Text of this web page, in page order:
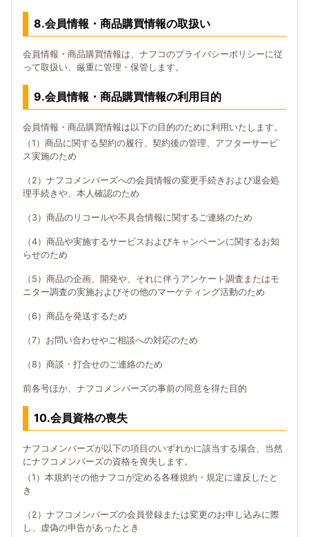
8.会員情報・商品購買情報の取扱い
会員情報・商品購買情報は、ナフコのプライバシーポリシーに従
って取扱い、厳重に管理・保管します。
9.会員情報・商品購買情報の利用目的
会員情報・商品購買情報は以下の目的のために利用いたします。
（1）商品に関する契約の履行、契約後の管理、アフターサービ
ス実施のため
（2）ナフコメンバーズへの会員情報の変更手続きおよび退会処
理手続きや、本人確認のため
（3）商品のリコールや不具合情報に関するご連絡のため
（4）商品や実施するサービスおよびキャンペーンに関するお知
らせのため
（5）商品の企画、開発や、それに伴うアンケート調査またはモ
ニター調査の実施およびその他のマーケティング活動のため
（6）商品を発送するため
（7）お問い合わせやご相談への対応のため
（8）商談・打合せのご連絡のため
前各号ほか、ナフコメンバーズの事前の同意を得た目的
10.会員資格の喪失
ナフコメンバーズが以下の項目のいずれかに該当する場合、当然
にナフコメンバーズの資格を喪失します。
（1）本規約その他ナフコが定める各種規約・規定に違反したと
き
（2）ナフコメンバーズの会員登録または変更のお申し込みに際
し、虚偽の申告があったとき